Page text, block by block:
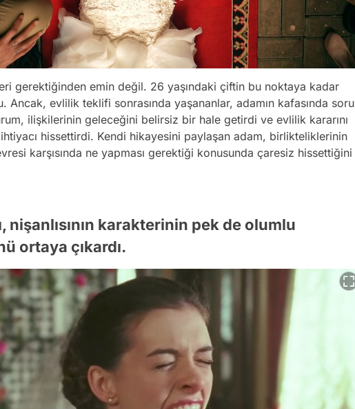
gerektiğinden emin değil. 26 yaşındaki çiftin bu noktaya kadar
Ancak, evlilik teklifi sonrasında yaşananlar, adamın kafasında soru
ilişkilerinin geleceğini belirsiz bir hale getirdi ve evlilik kararını
hissettirdi. Kendi hikayesini paylaşan adam, birlikteliklerinin
karşısında ne yapması gerektiği konusunda çaresiz hissettiğini
nişanlısının karakterinin pek de olumlu
ortaya çıkardı.